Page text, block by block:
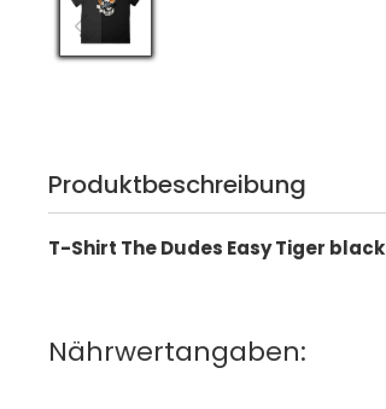
Produktbeschreibung
T-Shirt The Dudes Easy Tiger black
Nährwertangaben: